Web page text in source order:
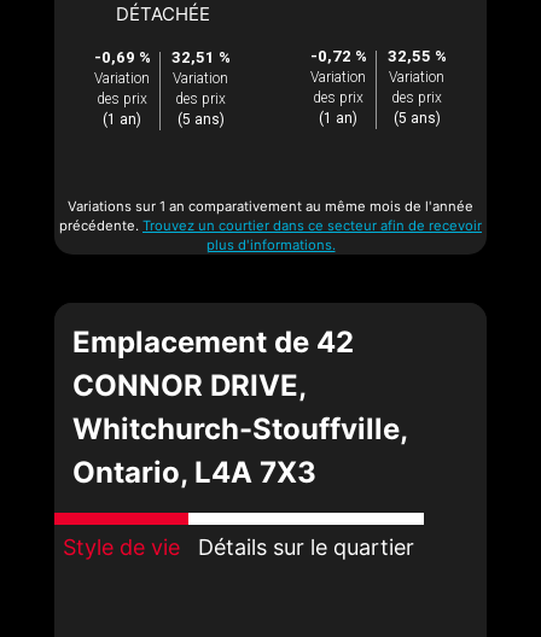
DÉTACHÉE
-0,69 %
Variation
des prix
(1 an)
32,51 %
Variation
des prix
(5 ans)
-0,72 %
Variation
des prix
(1 an)
32,55 %
Variation
des prix
(5 ans)
Variations sur 1 an comparativement au même mois de l'année
précédente. Trouvez un courtier dans ce secteur afin de recevoir
plus d'informations.
Emplacement de 42
CONNOR DRIVE,
Whitchurch-Stouffville,
Ontario, L4A 7X3
Style de vie Détails sur le quartier